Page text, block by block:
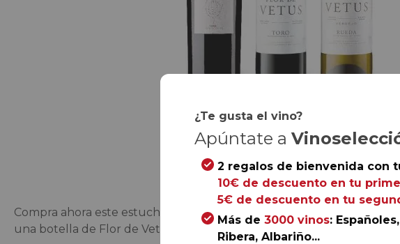
la
galería
Compra ahora este estuche de madera formado por una botella de
una botella de Flor de Vetus Verdejo.
¿Te gusta el vino?
Apúntate a
2 regalos de bienvenida con
10€ de descuento en tu
5€ de descuento en tu
Más de 3000 vinos:
Ribera, Albariño...